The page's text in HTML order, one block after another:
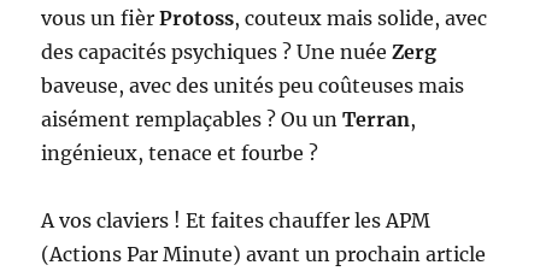
vous un fièrProtoss, couteux mais solide, avec
des capacités psychiques ? Une nuéeZerg
baveuse, avec des unités peu coûteuses mais
aisément remplaçables ? Ou unTerran,
ingénieux, tenace et fourbe ?
A vos claviers ! Et faites chauffer les APM
(Actions Par Minute) avant un prochain article